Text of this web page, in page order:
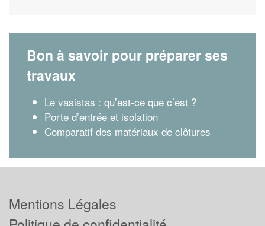
Bon à savoir pour préparer ses
travaux
Le vasistas : qu’est-ce que c’est ?
Porte d’entrée et isolation
Comparatif des matériaux de clôtures
Mentions Légales